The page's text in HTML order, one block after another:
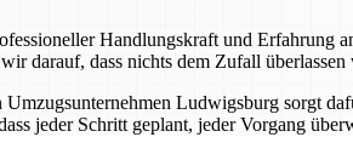
Handlungskraft und Erfahrung
darauf, dass nichts dem Zufall
Ludwigsburg sorgt
jeder Schritt geplant, jeder Vorgang